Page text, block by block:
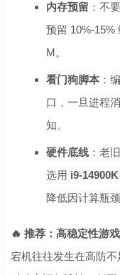
内存预留 ：不
预留 10%-15%
M。
看门狗脚本 ：
口，一旦进程
知。
硬件底线 ：老
选用 i9-
降低因计算瓶
🔥 推荐：高稳定性游
宕机往往发生在高防